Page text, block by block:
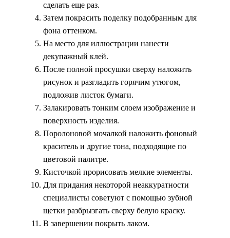
сделать еще раз.
Затем покрасить поделку подобранным для
фона оттенком.
На место для иллюстрации нанести
декупажный клей.
После полной просушки сверху наложить
рисунок и разгладить горячим утюгом,
подложив листок бумаги.
Залакировать тонким слоем изображение и
поверхность изделия.
Поролоновой мочалкой наложить фоновый
краситель и другие тона, подходящие по
цветовой палитре.
Кисточкой прорисовать мелкие элементы.
Для придания некоторой неаккуратности
специалисты советуют с помощью зубной
щетки разбрызгать сверху белую краску.
В завершении покрыть лаком.